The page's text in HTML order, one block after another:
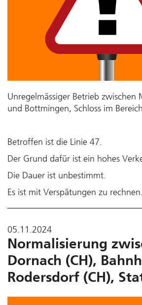
Unregelmässiger Betrieb
und Bottmingen, Schloss im
Betroffen ist die Linie 47.
Der Grund dafür ist ein hohes
Die Dauer ist unbestimmt.
Es ist mit Verspätungen zu rechnen.
05.11.2024
Normalisierung
Dornach (CH),
Rodersdorf (CH),